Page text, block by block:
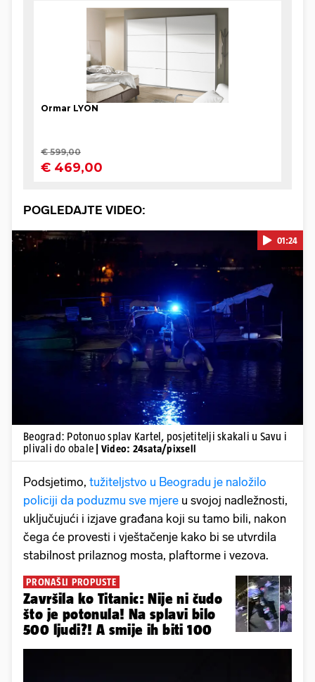
POGLEDAJTE VIDEO:
Pokretanje videa...
01:24
Beograd: Potonuo splav Kartel, posjetitelji skakali u Savu i
plivali do obale
| Video: 24sata/pixsell
Podsjetimo, tužiteljstvo u Beogradu je naložilo
policiji da poduzmu sve mjere u svojoj nadležnosti,
uključujući i izjave građana koji su tamo bili, nakon
čega će provesti i vještačenje kako bi se utvrdila
stabilnost prilaznog mosta, plaftorme i vezova.
PRONAŠLI PROPUSTE
Završila ko Titanic: Nije ni čudo
što je potonula! Na splavi bilo
500 ljudi?! A smije ih biti 100